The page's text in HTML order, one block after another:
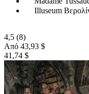
Illuseum
4,5 (8)
Από 43,93 $
41,74 $